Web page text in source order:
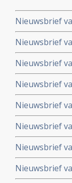
Nieuwsbrief
Nieuwsbrief
Nieuwsbrief
Nieuwsbrief
Nieuwsbrief
Nieuwsbrief
Nieuwsbrief
Nieuwsbrief